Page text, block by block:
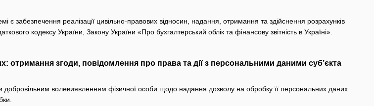
забезпечення реалізації цивільно-правових відносин, надання, отримання та здійснення розрахунків
кодексу України, Закону України «Про бухгалтерський облік та фінансову звітність в Україні».
отримання згоди, повідомлення про права та дії з персональними даними суб’єкта
добровільним волевиявленням фізичної особи щодо надання дозволу на обробку її персональних даних